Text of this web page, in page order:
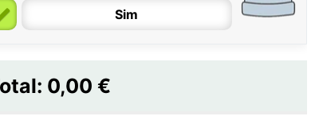
Sim
0,00 €